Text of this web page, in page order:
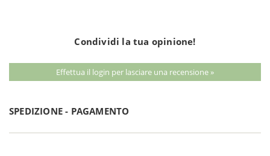
Condividi la tua opinione!
Effettua il login per lasciare una recensione »
SPEDIZIONE - PAGAMENTO